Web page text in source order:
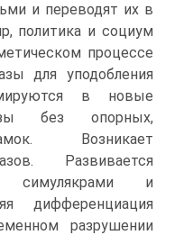
и переводят их в
политика и социум
процессе
для уподобления
в но­вые
без опорных,
Возникает
Развивается
симулякрами и
дифференциация
разрушении